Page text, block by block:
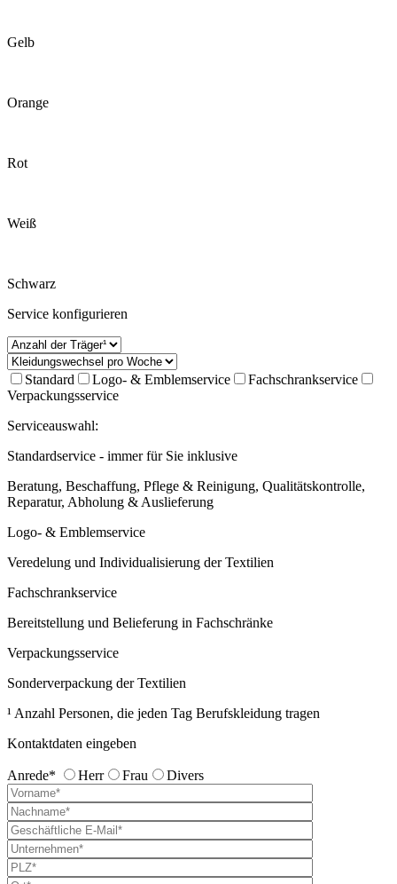
Gelb
Orange
Rot
Weiß
Schwarz
Service konfigurieren
Standard Logo- & Emblemservice
Fachschrankservice
Verpackungsservice
Serviceauswahl:
Standardservice - immer für Sie inklusive
Beratung, Beschaffung, Pflege & Reinigung, Qualitätskontrolle,
Reparatur, Abholung & Auslieferung
Logo- & Emblemservice
Veredelung und Individualisierung der Textilien
Fachschrankservice
Bereitstellung und Belieferung in Fachschränke
Verpackungsservice
Sonderverpackung der Textilien
¹ Anzahl Personen, die jeden Tag Berufskleidung tragen
Kontaktdaten eingeben
Anrede* Herr Frau Divers